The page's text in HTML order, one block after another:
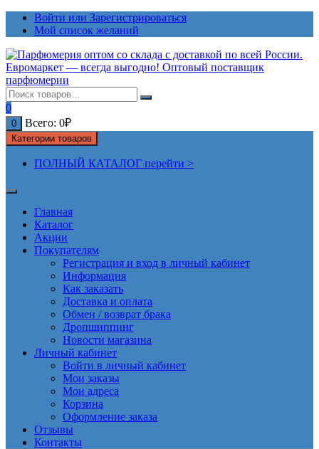
ПерейтиВойти или Зарегистрироваться
Мой список желаний
0
0 Всего: 0₽
Категории товаров
ПОЛНЫЙ КАТАЛОГ перейти >
Главная
Каталог
Акции
Покупателям
Регистрация и вход в личный кабинет
Информация
Как заказать
Доставка и оплата
Обмен / возврат брака
Дропшиппинг
Новости магазина
Личный кабинет
Войти в личный кабинет
Мои заказы
Мои адреса
Корзина
Оформление заказа
Отзывы
Контакты